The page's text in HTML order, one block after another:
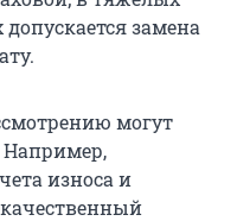
замена
могут
Например,
износа и